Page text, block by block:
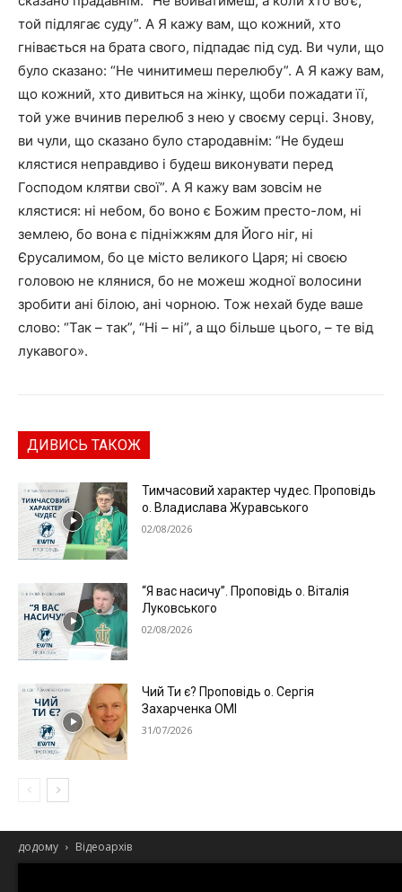
той підлягає суду”. А Я кажу вам, що кожний, хто
гнівається на брата свого, підпадає під суд. Ви чули, що
було сказано: “Не чинитимеш перелюбу”. А Я кажу вам,
що кожний, хто дивиться на жінку, щоби пожадати її,
той уже вчинив перелюб з нею у своєму серці. Знову,
ви чули, що сказано було стародавнім: “Не будеш
клястися неправдиво і будеш виконувати перед
Господом клятви свої”. А Я кажу вам зовсім не
клястися: ні небом, бо воно є Божим престо-лом, ні
землею, бо вона є підніжжям для Його ніг, ні
Єрусалимом, бо це місто великого Царя; ні своєю
головою не клянися, бо не можеш жодної волосини
зробити ані білою, ані чорною. Тож нехай буде ваше
слово: “Так – так”, “Ні – ні”, а що більше цього, – те від
лукавого».
ДИВИСЬ ТАКОЖ
Тимчасовий характер чудес. Проповідь
о. Владислава Журавського
02/08/2026
“Я вас насичу”. Проповідь о. Віталія
Луковського
02/08/2026
Чий Ти є? Проповідь о. Сергія
Захарченка ОМІ
31/07/2026